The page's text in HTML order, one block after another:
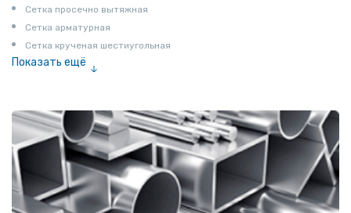
Сетка просечно вытяжная
Сетка арматурная
Сетка крученая шестиугольная
Показать ещё